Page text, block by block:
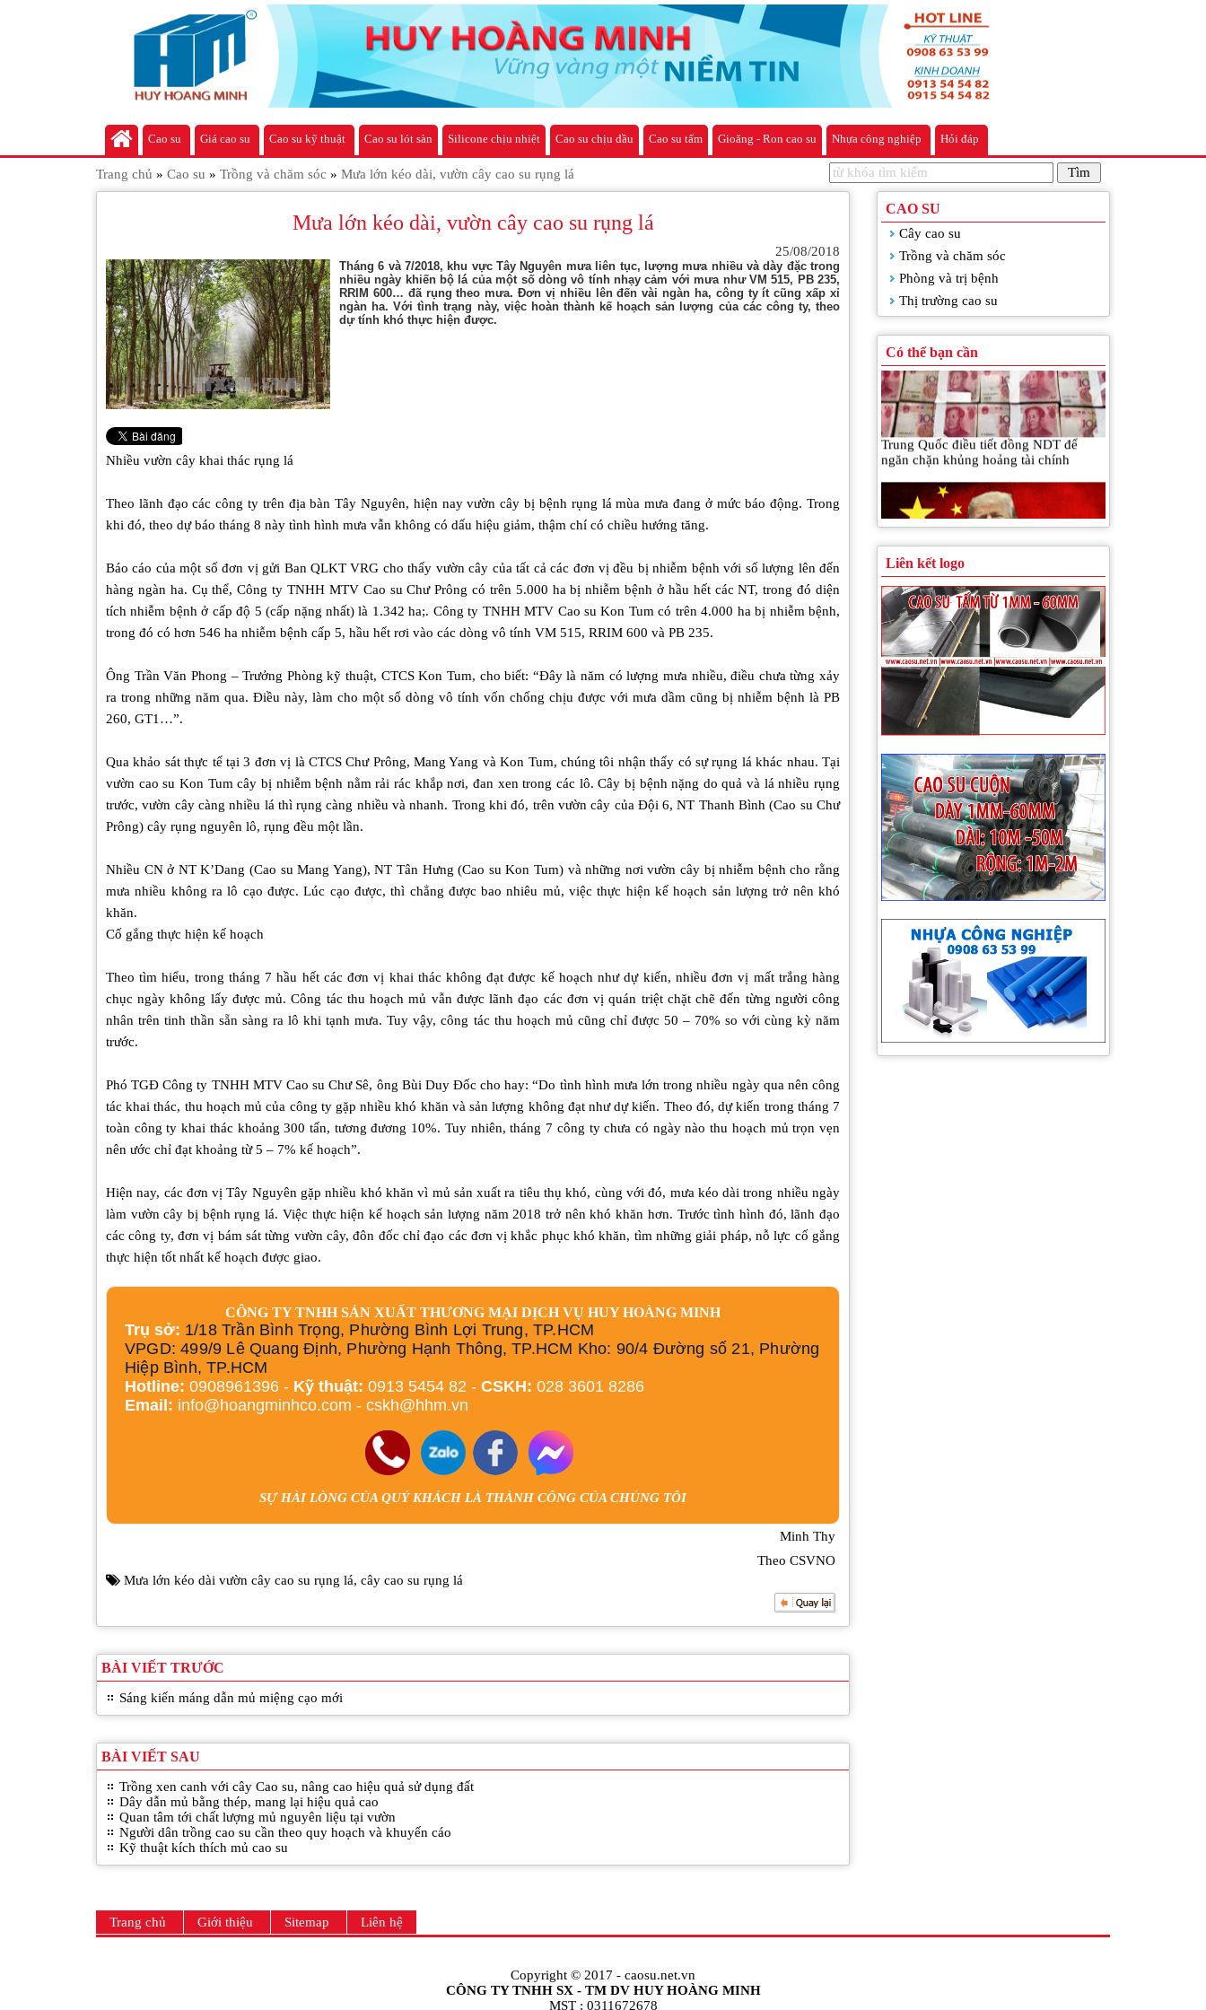
Cao su Giá cao su Cao su kỹ thuật Cao su lót sàn Silicone chịu nhiệt Cao su chịu dầu Cao su tấm Gioăng - Ron cao su Nhựa công nghiệp Hỏi đáp
Trang chủ » Cao su » Trồng và chăm sóc » Mưa lớn kéo dài, vườn cây cao su rụng lá
Mưa lớn kéo dài, vườn cây cao su rụng lá
25/08/2018
Tháng 6 và 7/2018, khu vực Tây Nguyên mưa liên tục, lượng mưa nhiều và dày đặc trong
nhiều ngày khiến bộ lá của một số dòng vô tính nhạy cảm với mưa như VM 515, PB 235,
RRIM 600… đã rụng theo mưa. Đơn vị nhiều lên đến vài ngàn ha, công ty ít cũng xấp xỉ
ngàn ha. Với tình trạng này, việc hoàn thành kế hoạch sản lượng của các công ty, theo
dự tính khó thực hiện được.
Nhiều vườn cây khai thác rụng lá
Theo lãnh đạo các công ty trên địa bàn Tây Nguyên, hiện nay vườn cây bị bệnh rụng lá mùa mưa đang ở mức báo động. Trong
khi đó, theo dự báo tháng 8 này tình hình mưa vẫn không có dấu hiệu giảm, thậm chí có chiều hướng tăng.
Báo cáo của một số đơn vị gửi Ban QLKT VRG cho thấy vườn cây của tất cả các đơn vị đều bị nhiễm bệnh với số lượng lên đến
hàng ngàn ha. Cụ thể, Công ty TNHH MTV Cao su Chư Prông có trên 5.000 ha bị nhiễm bệnh ở hầu hết các NT, trong đó diện
tích nhiễm bệnh ở cấp độ 5 (cấp nặng nhất) là 1.342 ha;. Công ty TNHH MTV Cao su Kon Tum có trên 4.000 ha bị nhiễm bệnh,
trong đó có hơn 546 ha nhiễm bệnh cấp 5, hầu hết rơi vào các dòng vô tính VM 515, RRIM 600 và PB 235.
Ông Trần Văn Phong – Trưởng Phòng kỹ thuật, CTCS Kon Tum, cho biết: “Đây là năm có lượng mưa nhiều, điều chưa từng xảy
ra trong những năm qua. Điều này, làm cho một số dòng vô tính vốn chống chịu được với mưa dầm cũng bị nhiễm bệnh là PB
260, GT1…”.
Qua khảo sát thực tế tại 3 đơn vị là CTCS Chư Prông, Mang Yang và Kon Tum, chúng tôi nhận thấy có sự rụng lá khác nhau. Tại
vườn cao su Kon Tum cây bị nhiễm bệnh nằm rải rác khắp nơi, đan xen trong các lô. Cây bị bệnh nặng do quả và lá nhiều rụng
trước, vườn cây càng nhiều lá thì rụng càng nhiều và nhanh. Trong khi đó, trên vườn cây của Đội 6, NT Thanh Bình (Cao su Chư
Prông) cây rụng nguyên lô, rụng đều một lần.
Nhiều CN ở NT K’Dang (Cao su Mang Yang), NT Tân Hưng (Cao su Kon Tum) và những nơi vườn cây bị nhiễm bệnh cho rằng
mưa nhiều không ra lô cạo được. Lúc cạo được, thì chẳng được bao nhiêu mủ, việc thực hiện kế hoạch sản lượng trở nên khó
khăn.
Cố gắng thực hiện kế hoạch
Theo tìm hiểu, trong tháng 7 hầu hết các đơn vị khai thác không đạt được kế hoạch như dự kiến, nhiều đơn vị mất trắng hàng
chục ngày không lấy được mủ. Công tác thu hoạch mủ vẫn được lãnh đạo các đơn vị quán triệt chặt chẽ đến từng người công
nhân trên tinh thần sẵn sàng ra lô khi tạnh mưa. Tuy vậy, công tác thu hoạch mủ cũng chỉ được 50 – 70% so với cùng kỳ năm
trước.
Phó TGĐ Công ty TNHH MTV Cao su Chư Sê, ông Bùi Duy Đốc cho hay: “Do tình hình mưa lớn trong nhiều ngày qua nên công
tác khai thác, thu hoạch mủ của công ty gặp nhiều khó khăn và sản lượng không đạt như dự kiến. Theo đó, dự kiến trong tháng 7
toàn công ty khai thác khoảng 300 tấn, tương đương 10%. Tuy nhiên, tháng 7 công ty chưa có ngày nào thu hoạch mủ trọn vẹn
nên ước chỉ đạt khoảng từ 5 – 7% kế hoạch”.
Hiện nay, các đơn vị Tây Nguyên gặp nhiều khó khăn vì mủ sản xuất ra tiêu thụ khó, cùng với đó, mưa kéo dài trong nhiều ngày
làm vườn cây bị bệnh rụng lá. Việc thực hiện kế hoạch sản lượng năm 2018 trở nên khó khăn hơn. Trước tình hình đó, lãnh đạo
các công ty, đơn vị bám sát từng vườn cây, đôn đốc chỉ đạo các đơn vị khắc phục khó khăn, tìm những giải pháp, nỗ lực cố gắng
thực hiện tốt nhất kế hoạch được giao.
CÔNG TY TNHH SẢN XUẤT THƯƠNG MẠI DỊCH VỤ HUY HOÀNG MINH
Trụ sở: 1/18 Trần Bình Trọng, Phường Bình Lợi Trung, TP.HCM
VPGD: 499/9 Lê Quang Định, Phường Hạnh Thông, TP.HCM Kho: 90/4 Đường số 21, Phường
Hiệp Bình, TP.HCM
Hotline: 0908961396 - Kỹ thuật: 0913 5454 82 - CSKH: 028 3601 8286
Email: info@hoangminhco.com - cskh@hhm.vn
SỰ HÀI LÒNG CỦA QUÝ KHÁCH LÀ THÀNH CÔNG CỦA CHÚNG TÔI
Minh Thy
Theo CSVNO
Mưa lớn kéo dài vườn cây cao su rụng lá, cây cao su rụng lá
BÀI VIẾT TRƯỚC
Sáng kiến máng dẫn mủ miệng cạo mới
BÀI VIẾT SAU
Trồng xen canh với cây Cao su, nâng cao hiệu quả sử dụng đất
Dây dẫn mủ bằng thép, mang lại hiệu quả cao
Quan tâm tới chất lượng mủ nguyên liệu tại vườn
Người dân trồng cao su cần theo quy hoạch và khuyến cáo
Kỹ thuật kích thích mủ cao su
CAO SU
Cây cao su
Trồng và chăm sóc
Phòng và trị bệnh
Thị trường cao su
Có thể bạn cần
Bệnh rụng lá ảnh hưởng đến người
trồng cao su
Trung Quốc điều tiết đồng NDT để
ngăn chặn khủng hoảng tài chính
Giới đầu tư đã bắt đầu hết hào hứng với
chính sách của Donald Trump?
bệnh trên cây cao su mùa mưa và cách
phòng trừ
Loại bỏ thuốc bảo vệ thực vật chứa
hoạt chất 2.4 D và Paraquat
Liên kết logo
Trang chủ Giới thiệu Sitemap Liên hệ
Copyright © 2017 - caosu.net.vn
CÔNG TY TNHH SX - TM DV HUY HOÀNG MINH
MST : 0311672678